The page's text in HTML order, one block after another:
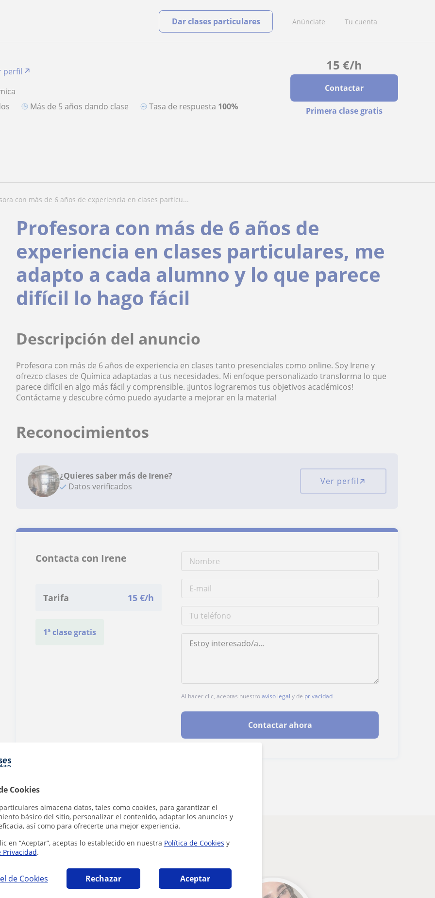
Cookies
almacena datos, tales como cookies, para garantizar el
básico del sitio, personalizar el contenido, adaptar los anuncios y
así como para ofrecerte una mejor experiencia.
en “Aceptar”, aceptas lo establecido en nuestra Política de Cookies y
Privacidad.
de Cookies Rechazar Aceptar
Anúnciate Tu cuenta
Dar clases particulares
15 €/h
Contactar
Primera clase gratis
perfil
más de 5 años dando clase Tasa de respuesta 100%
con más de 6 años de experiencia en clases particu...
Profesora con más de 6 años de
experiencia en clases particulares, me
adapto a cada alumno y lo que parece
difícil lo hago fácil
Descripción del anuncio
Profesora con más de 6 años de experiencia en clases tanto presenciales como online. Soy Irene y
ofrezco clases de Química adaptadas a tus necesidades. Mi enfoque personalizado transforma lo que
parece difícil en algo más fácil y comprensible. ¡Juntos lograremos tus objetivos académicos!
Contáctame y descubre cómo puedo ayudarte a mejorar en la materia!
Reconocimientos
¿Quieres saber más de Irene?
Datos verificados
Ver perfil
Contacta con Irene
Tarifa 15 €/h
1ª clase gratis
Al hacer clic, aceptas nuestroaviso legal y de privacidad
Contactar ahora
que pueden interesarte